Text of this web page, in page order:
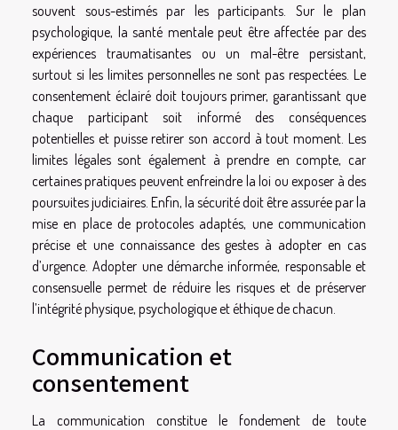
souvent sous-estimés par les participants. Sur le plan
psychologique, la santé mentale peut être affectée par des
expériences traumatisantes ou un mal-être persistant,
surtout si les limites personnelles ne sont pas respectées. Le
consentement éclairé doit toujours primer, garantissant que
chaque participant soit informé des conséquences
potentielles et puisse retirer son accord à tout moment. Les
limites légales sont également à prendre en compte, car
certaines pratiques peuvent enfreindre la loi ou exposer à des
poursuites judiciaires. Enfin, la sécurité doit être assurée par la
mise en place de protocoles adaptés, une communication
précise et une connaissance des gestes à adopter en cas
d’urgence. Adopter une démarche informée, responsable et
consensuelle permet de réduire les risques et de préserver
l’intégrité physique, psychologique et éthique de chacun.
Communication et
consentement
La communication constitue le fondement de toute